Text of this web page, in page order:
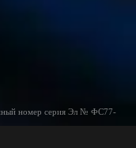
номер серия Эл № ФС77-